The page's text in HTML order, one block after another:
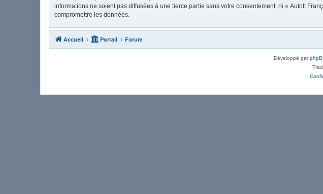
informations ne soient pas diffusées à une tierce partie sans votre consentement, ni « AutoIt
compromettre les données.
Accueil Portail Forum
Développé par